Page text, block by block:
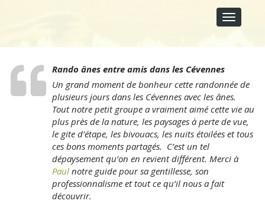
N
t
c
n
Rando ânes entre amis dans les Cévennes
Un grand moment de bonheur cette randonnée de
plusieurs jours dans les Cévennes avec les ânes.
Tout notre petit groupe a vraiment aimé cette vie au
plus près de la nature, les paysages à perte de vue,
le gite d’étape, les bivouacs, les nuits étoilées et tous
ces bons moments partagés. C’est un tel
dépaysement qu’on en revient différent. Merci à
Paulnotre guide pour sa gentillesse, son
professionnalisme et tout ce qu’il nous a fait
découvrir.